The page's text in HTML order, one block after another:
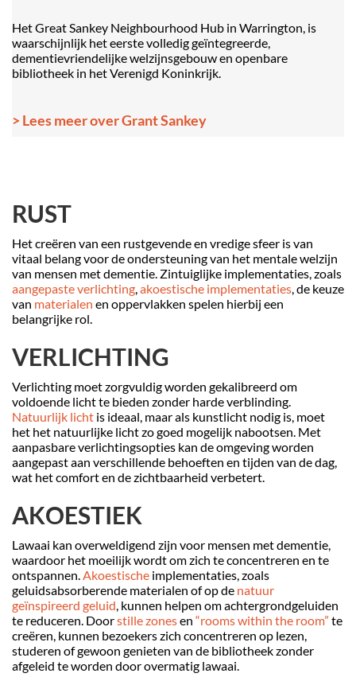
Het Great Sankey Neighbourhood Hub in Warrington, is
waarschijnlijk het eerste volledig geïntegreerde,
dementievriendelijke welzijnsgebouw en openbare
bibliotheek in het Verenigd Koninkrijk.
> Lees meer over Grant Sankey
RUST
Het creëren van een rustgevende en vredige sfeer is van
vitaal belang voor de ondersteuning van het mentale welzijn
van mensen met dementie. Zintuiglijke implementaties, zoals
aangepaste verlichting,akoestische implementaties, de keuze
van materialen en oppervlakken spelen hierbij een
belangrijke rol.
VERLICHTING
Verlichting moet zorgvuldig worden gekalibreerd om
voldoende licht te bieden zonder harde verblinding.
Natuurlijk licht is ideaal, maar als kunstlicht nodig is, moet
het het natuurlijke licht zo goed mogelijk nabootsen. Met
aanpasbare verlichtingsopties kan de omgeving worden
aangepast aan verschillende behoeften en tijden van de dag,
wat het comfort en de zichtbaarheid verbetert.
AKOESTIEK
Lawaai kan overweldigend zijn voor mensen met dementie,
waardoor het moeilijk wordt om zich te concentreren en te
ontspannen.Akoestische implementaties, zoals
geluidsabsorberende materialen of op de natuur
geïnspireerd geluid, kunnen helpen om achtergrondgeluiden
te reduceren. Doorstille zonesen “rooms within the room” te
creëren, kunnen bezoekers zich concentreren op lezen,
studeren of gewoon genieten van de bibliotheek zonder
afgeleid te worden door overmatig lawaai.